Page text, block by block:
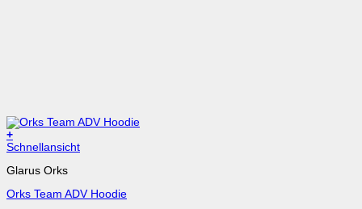
+
Dieses
weist
Varianten
Schnellansicht
Glarus Orks
Orks Team ADV Hoodie